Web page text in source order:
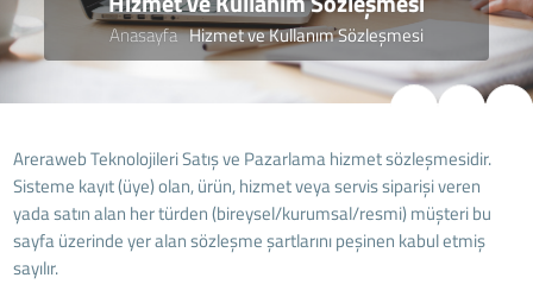
Anasayfa Hizmet ve Kullanım Sözleşmesi
Areraweb Teknolojileri Satış ve Pazarlama hizmet sözleşmesidir.
Sisteme kayıt (üye) olan, ürün, hizmet veya servis siparişi veren
yada satın alan her türden (bireysel/kurumsal/resmi) müşteri bu
sayfa üzerinde yer alan sözleşme şartlarını peşinen kabul etmiş
sayılır.